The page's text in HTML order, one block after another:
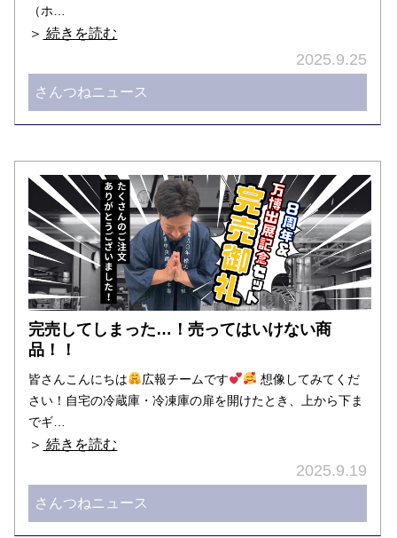
（ホ…
＞ 続きを読む
2025.9.25
さんつねニュース
完売してしまった…！売ってはいけない商
品！！
皆さんこんにちは 広報チームです
想像してみてくだ
さい！自宅の冷蔵庫・冷凍庫の扉を開けたとき、上から下ま
でギ…
＞ 続きを読む
2025.9.19
さんつねニュース